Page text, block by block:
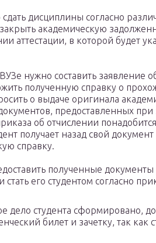
дисциплины согласно
академическую
аттестации, в которой будет
нужно составить заявление
полученную справку о
о выдаче оригинала
предоставленных
об отчислении
получает назад свой
справку.
полученные
стать его студентом согласно
дело студента сформировано,
билет и зачетку, так